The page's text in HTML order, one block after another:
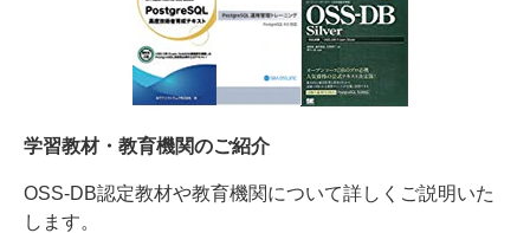
学習教材・教育機関のご紹介
OSS-DB認定教材や教育機関について詳しくご説明いた
します。